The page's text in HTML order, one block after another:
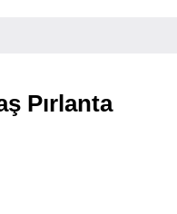
Pırlanta